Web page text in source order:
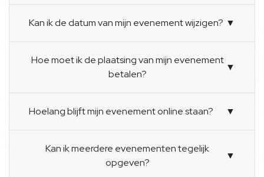
Kan ik de datum van mijn evenement wijzigen? ▼
Hoe moet ik de plaatsing van mijn evenement
betalen?
▼
Hoelang blijft mijn evenement online staan? ▼
Kan ik meerdere evenementen tegelijk
opgeven?
▼